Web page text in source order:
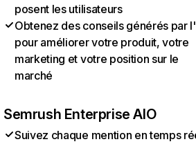
posent les utilisateurs
Obtenez des conseils générés par
pour améliorer votre produit, votre
marketing et votre position sur le
marché
Semrush Enterprise AIO
Suivez chaque mention en temps